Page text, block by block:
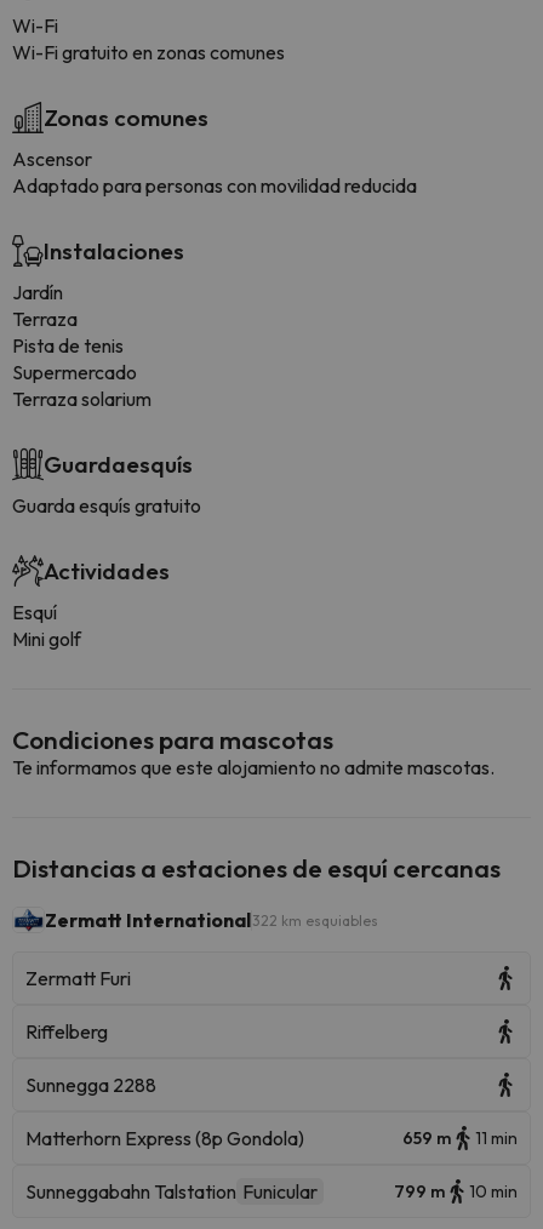
Wi-Fi
Wi-Fi gratuito en zonas comunes
Zonas comunes
Ascensor
Adaptado para personas con movilidad reducida
Instalaciones
Jardín
Terraza
Pista de tenis
Supermercado
Terraza solarium
Guardaesquís
Guarda esquís gratuito
Actividades
Esquí
Mini golf
Condiciones para mascotas
Te informamos que este alojamiento no admite mascotas.
Distancias a estaciones de esquí cercanas
Zermatt International322 km esquiables
Zermatt Furi
Riffelberg
Sunnegga 2288
Matterhorn Express (8p Gondola) 659 m 11 min
Sunneggabahn Talstation Funicular 799 m 10 min